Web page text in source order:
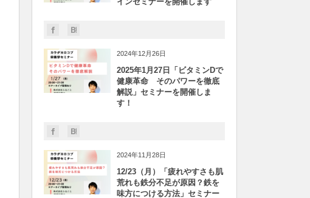
2024年12月26日
2025年1月27日「ビタミンDで
健康革命 そのパワーを徹底
解説」セミナーを開催しま
す！
2024年11月28日
12/23（月）「疲れやすさも肌
荒れも鉄分不足が原因？鉄を
味方につける方法」セミナー